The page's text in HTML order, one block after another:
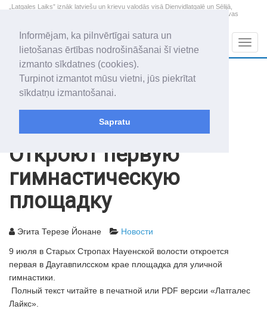
Informējam, ka pilnvērtīgai satura un
lietošanas ērtības nodrošināšanai šī vietne
izmanto sīkdatnes (cookies).
Turpinot izmantot mūsu vietni, jūs piekrītat
sīkdatņu izmantošanai.
Sapratu
„Latgales Laiks” iznāk latviešu un krievu valodās visā Dienvidlatgalē un Sēlijā,
„Latgales Laiks” latviešu valodā aptver Daugavpils valstspilsētu, Augšdaugavas
2026. gada 9. augusts
Svētdiena
Genovefa, Genoveva, Madara
+22.6
Откроют первую
гимнастическую
площадку
Эгита Терезе Йонане Новости
9 июля в Старых Стропах Науенской волости откроется
первая в Даугавпилсском крае площадка для уличной
гимнастики.
Полный текст читайте в печатной или PDF версии «Латгалес
Лайкс».